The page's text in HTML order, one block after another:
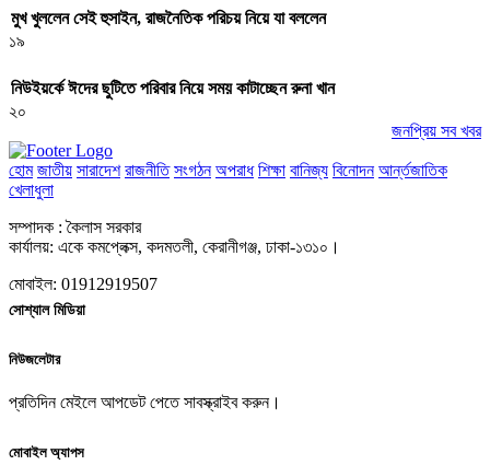
মুখ খুললেন সেই হুসাইন, রাজনৈতিক পরিচয় নিয়ে যা বললেন
১৯
নিউইয়র্কে ঈদের ছুটিতে পরিবার নিয়ে সময় কাটাচ্ছেন রুনা খান
২০
জনপ্রিয় সব খবর
হোম জাতীয় সারাদেশ রাজনীতি সংগঠন অপরাধ শিক্ষা বানিজ্য বিনোদন আর্ন্তজাতিক
খেলাধুলা
সম্পাদক : কৈলাস সরকার
কার্যালয়: একে কমপ্লেক্স, কদমতলী, কেরানীগঞ্জ, ঢাকা-১৩১০।
মোবাইল: 01912919507
সোশ্যাল মিডিয়া
নিউজলেটার
প্রতিদিন মেইলে আপডেট পেতে সাবস্ক্রাইব করুন।
মোবাইল অ্যাপস